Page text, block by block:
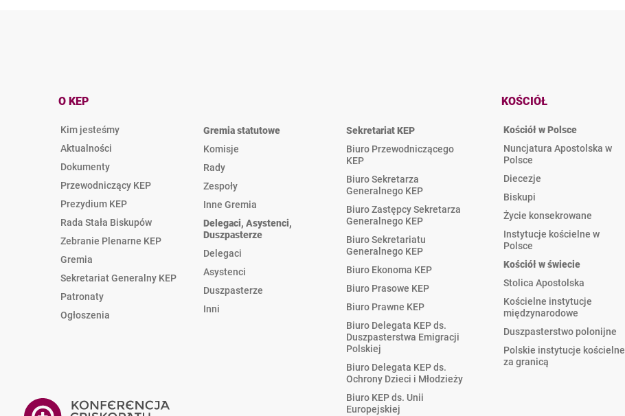
O KEP
Kim jesteśmy
Aktualności
Dokumenty
Przewodniczący KEP
Prezydium KEP
Rada Stała Biskupów
Zebranie Plenarne KEP
Gremia
Sekretariat Generalny KEP
Patronaty
Ogłoszenia
Gremia statutowe
Komisje
Rady
Zespoły
Inne Gremia
Delegaci, Asystenci,
Duszpasterze
Delegaci
Asystenci
Duszpasterze
Inni
Sekretariat KEP
Biuro Przewodniczącego
KEP
Biuro Sekretarza
Generalnego KEP
Biuro Zastępcy Sekretarza
Generalnego KEP
Biuro Sekretariatu
Generalnego KEP
Biuro Ekonoma KEP
Biuro Prasowe KEP
Biuro Prawne KEP
Biuro Delegata KEP ds.
Duszpasterstwa Emigracji
Polskiej
Biuro Delegata KEP ds.
Ochrony Dzieci i Młodzieży
Biuro KEP ds. Unii
Europejskiej
KOŚCIÓŁ
Kościół w Polsce
Nuncjatura Apostolska w
Polsce
Diecezje
Biskupi
Życie konsekrowane
Instytucje kościelne w
Polsce
Kościół w świecie
Stolica Apostolska
Kościelne instytucje
międzynarodowe
Duszpasterstwo polonijne
Polskie instytucje kościelne
za granicą